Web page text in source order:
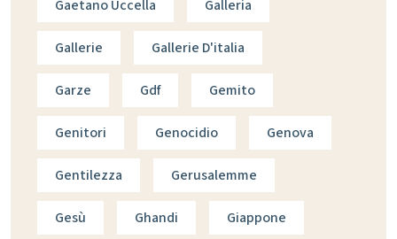
Gaetano Uccella Galleria
Gallerie Gallerie D'italia
Garze Gdf Gemito
Genitori Genocidio Genova
Gentilezza Gerusalemme
Gesù Ghandi Giappone